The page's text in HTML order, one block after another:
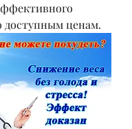
доступным ценам.